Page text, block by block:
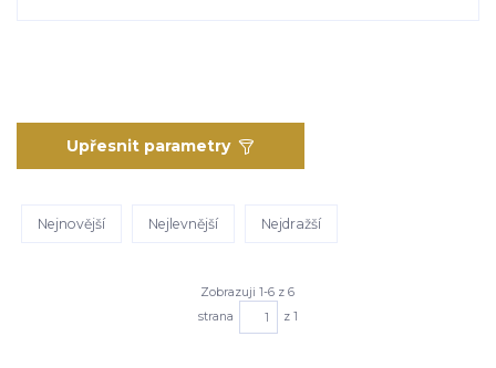
Upřesnit parametry
Nejnovější Nejlevnější Nejdražší
Zobrazuji 1-6 z 6
strana
z 1